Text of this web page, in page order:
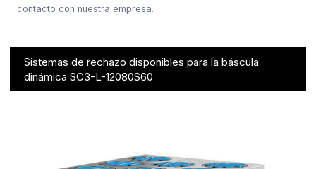
contacto con nuestra empresa.
Sistemas de rechazo disponibles para la báscula
dinámica SC3-L-12080S60